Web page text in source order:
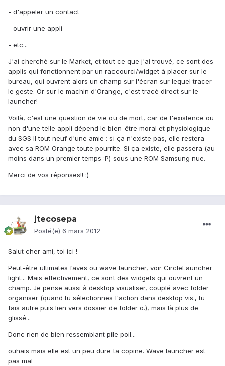
- d'appeler un contact
- ouvrir une appli
- etc...
J'ai cherché sur le Market, et tout ce que j'ai trouvé, ce sont des
applis qui fonctionnent par un raccourci/widget à placer sur le
bureau, qui ouvrent alors un champ sur l'écran sur lequel tracer
le geste. Or sur le machin d'Orange, c'est tracé direct sur le
launcher!
Voilà, c'est une question de vie ou de mort, car de l'existence ou
non d'une telle appli dépend le bien-être moral et physiologique
du SGS II tout neuf d'une amie : si ça n'existe pas, elle restera
avec sa ROM Orange toute pourrite. Si ça existe, elle passera (au
moins dans un premier temps :P) sous une ROM Samsung nue.
Merci de vos réponses!! :)
jtecosepa
Posté(e) 6 mars 2012
Salut cher ami, toi ici !
Peut-être ultimates faves ou wave launcher, voir CircleLauncher
light... Mais effectivement, ce sont des widgets qui ouvrent un
champ. Je pense aussi à desktop visualiser, couplé avec folder
organiser (quand tu sélectionnes l'action dans desktop vis., tu
fais autre puis lien vers dossier de folder o.), mais là plus de
glissé...
Donc rien de bien ressemblant pile poil...
ouhais mais elle est un peu dure ta copine. Wave launcher est
pas mal